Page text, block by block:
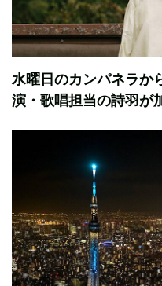
水曜日のカンパネラ
演・歌唱担当の詩羽が